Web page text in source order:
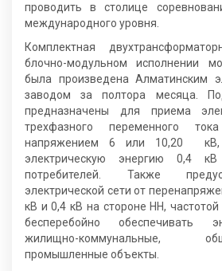
проводить в столице
международного уровня.
Комплектная
блочно-модульном исполнении
была произведена Алматинским
заводом за полтора месяца.
предназначены для приема
трехфазного переменного
напряжением 6 или 10,20 кВ,
электрическую энергию 0,4
потребителей. Также
электрической сети от
кВ и 0,4 кВ на стороне НН,
бесперебойно обеспечивать
жилищно-коммунальные,
промышленные объекты.